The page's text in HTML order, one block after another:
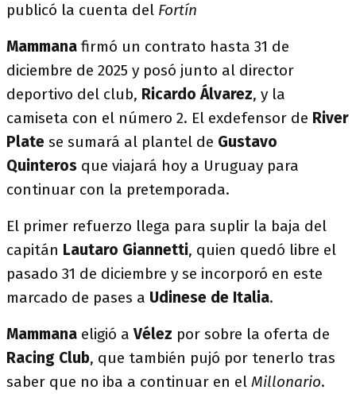
publicó la cuenta del Fortín
Mammana firmó un contrato hasta 31 de
diciembre de 2025 y posó junto al director
deportivo del club, Ricardo Álvarez, y la
camiseta con el número 2. El exdefensor de River
Plate se sumará al plantel de Gustavo
Quinteros que viajará hoy a Uruguay para
continuar con la pretemporada.
El primer refuerzo llega para suplir la baja del
capitán Lautaro Giannetti, quien quedó libre el
pasado 31 de diciembre y se incorporó en este
marcado de pases a Udinese de Italia.
Mammana eligió aVélez por sobre la oferta de
Racing Club, que también pujó por tenerlo tras
saber que no iba a continuar en el Millonario.